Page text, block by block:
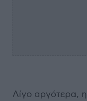
Λίγο αργότερα,